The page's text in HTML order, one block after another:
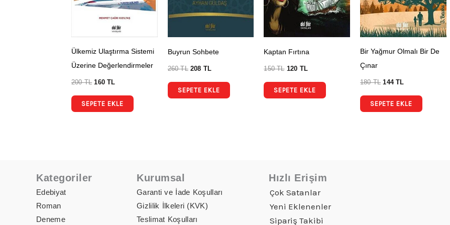
Ülkemiz Ulaştırma Sistemi
Üzerine Değerlendirmeler
200TL 160TL
SEPETE EKLE
Buyrun Sohbete
260TL 208 TL
SEPETE EKLE
Kaptan Fırtına
150TL 120 TL
SEPETE EKLE
Bir Yağmur Olmalı Bir De
Çınar
180TL 144TL
SEPETE EKLE
Kategoriler Kurumsal Hızlı Erişim
Edebiyat
Roman
Deneme
Garanti ve İade Koşulları
Gizlilik İlkeleri (KVK)
Teslimat Koşulları
Çok Satanlar
Yeni Eklenenler
Sipariş Takibi